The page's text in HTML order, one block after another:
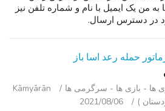
به من یک ایمیل با نام و شماره تلفن نیز
در دسترس ارسال.
حمله رعد اسا باز
ها - بازی ها - سرگرمی ‌ها
Kāmyārān
)
2021/08/06